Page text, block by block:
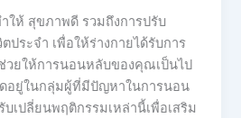
ให้ สุขภาพดี รวมถึงการปรับ
ประจำ เพื่อให้ร่างกายได้รับการ
วยให้การนอนหลับของคุณเป็นไป
อยู่ในกลุ่มผู้ที่มีปัญหาในการนอน
เปลี่ยนพฤติกรรมเหล่านี้เพื่อเสริม